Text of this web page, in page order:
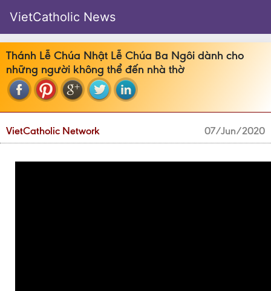
VietCatholic News
Thánh Lễ Chúa Nhật Lễ Chúa Ba Ngôi dành cho
những người không thể đến nhà thờ
VietCatholic Network 07/Jun/2020